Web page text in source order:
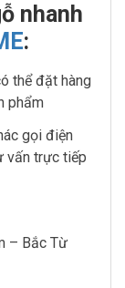
nhanh
:
thể đặt hàng
phẩm
gọi điện
vấn trực tiếp
– Bắc Từ